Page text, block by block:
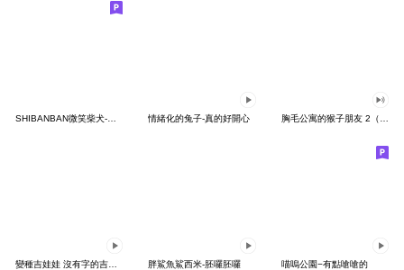
SHIBANBAN微笑柴犬-廢柴寶寶日常 情緒化的兔子-真的好開心 胸毛公寓的猴子朋友 2（有聲動態）
胖鯊魚鯊西米-胚囉胚囉 喵嗚公園−有點嗆嗆的